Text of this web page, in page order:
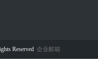
Reserved 企业邮箱